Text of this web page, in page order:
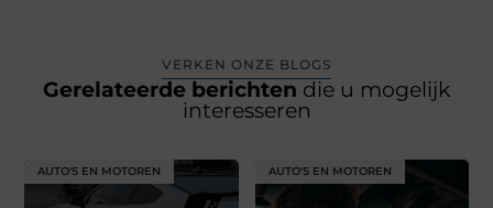
VERKEN ONZE BLOGS
Gerelateerde berichten die u mogelijk
interesseren
AUTO'S EN MOTOREN AUTO'S EN MOTOREN